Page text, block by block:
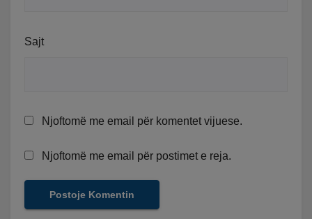
Sajt
Njoftomë me email për komentet vijuese.
Njoftomë me email për postimet e reja.